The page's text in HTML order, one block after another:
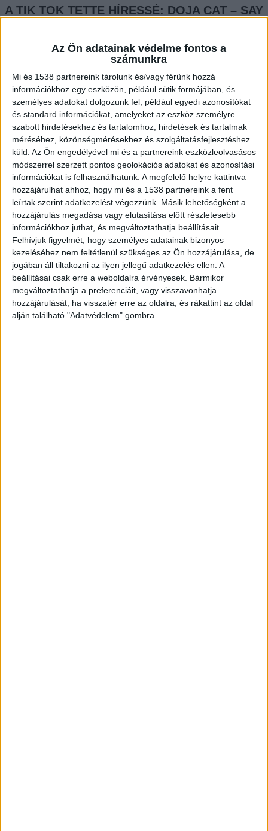
Az Ön adatainak védelme fontos a
számunkra
Mi és 1538 partnereink tárolunk és/vagy férünk hozzá
információkhoz egy eszközön, például sütik formájában, és
személyes adatokat dolgozunk fel, például egyedi azonosítókat
és standard információkat, amelyeket az eszköz személyre
szabott hirdetésekhez és tartalomhoz, hirdetések és tartalmak
méréséhez, közönségmérésekhez és szolgáltatásfejlesztéshez
küld. Az Ön engedélyével mi és a partnereink eszközleolvasásos
módszerrel szerzett pontos geolokációs adatokat és azonosítási
információkat is felhasználhatunk. A megfelelő helyre kattintva
hozzájárulhat ahhoz, hogy mi és a 1538 partnereink a fent
leírtak szerint adatkezelést végezzünk. Másik lehetőségként a
hozzájárulás megadása vagy elutasítása előtt részletesebb
információkhoz juthat, és megváltoztathatja beállításait.
Felhívjuk figyelmét, hogy személyes adatainak bizonyos
kezeléséhez nem feltétlenül szükséges az Ön hozzájárulása, de
jogában áll tiltakozni az ilyen jellegű adatkezelés ellen. A
beállításai csak erre a weboldalra érvényesek. Bármikor
megváltoztathatja a preferenciáit, vagy visszavonhatja
hozzájárulását, ha visszatér erre az oldalra, és rákattint az oldal
alján található "Adatvédelem" gombra.
A TIK TOK TETTE HÍRESSÉ: DOJA CAT – SAY
PETI
2020.03.04. 14:01
Újracsinálta Doja Cat a viral Tik Tok-os
táncot új kisfilmjében.
Ha számotokra nem lenne ismerős Doja Cat neve,
akkor először is utazzunk vissza az időben egy
keveset, a Mooo! című daláig, amivel először
felkapták.